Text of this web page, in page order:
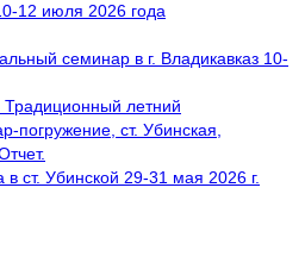
12 июля 2026 года
семинар в г. Владикавказ 10-
летний
погружение, ст. Убинская,
ст. Убинской 29-31 мая 2026 г.